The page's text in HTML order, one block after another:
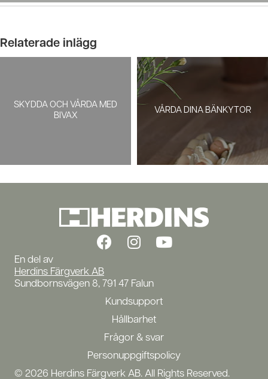
Relaterade inlägg
SKYDDA OCH VÅRDA MED
BIVAX
VÅRDA DINA BÄNKYTOR
En del av
Herdins Färgverk AB
Sundbornsvägen 8, 791 47 Falun
Kundsupport
Hållbarhet
Frågor & svar
Personuppgiftspolicy
© 2026 Herdins Färgverk AB. All Rights Reserved.